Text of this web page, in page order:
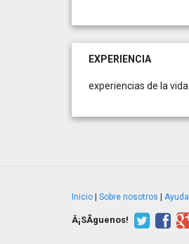
EXPERIENCIA
experiencias de la vida
Inicio Sobre nosotros Ayuda
Â¡SÃ­guenos!